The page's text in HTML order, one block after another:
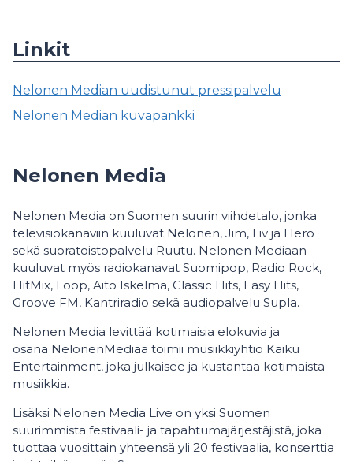
Linkit
Nelonen Median uudistunut pressipalvelu
Nelonen Median kuvapankki
Nelonen Media
Nelonen Media on Suomen suurin viihdetalo, jonka
televisiokanaviin kuuluvat Nelonen, Jim, Liv ja Hero
sekä suoratoistopalvelu Ruutu. Nelonen Mediaan
kuuluvat myös radiokanavat Suomipop, Radio Rock,
HitMix, Loop, Aito Iskelmä, Classic Hits, Easy Hits,
Groove FM, Kantriradio sekä audiopalvelu Supla.
Nelonen Media levittää kotimaisia elokuvia ja
osana NelonenMediaa toimii musiikkiyhtiö Kaiku
Entertainment, joka julkaisee ja kustantaa kotimaista
musiikkia.
Lisäksi Nelonen Media Live on yksi Suomen
suurimmista festivaali- ja tapahtumajärjestäjistä, joka
tuottaa vuosittain yhteensä yli 20 festivaalia, konserttia